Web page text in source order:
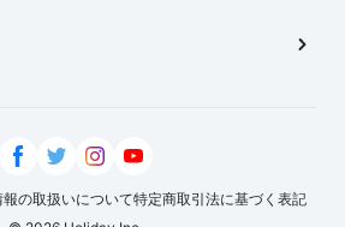
の取扱いについて特定商取引法に基づく表記